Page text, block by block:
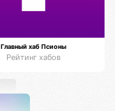
Главный хаб Псионы
Рейтинг хабов